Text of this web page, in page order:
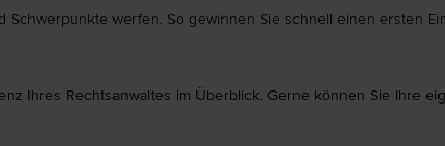
werfen. So gewinnen Sie schnell einen ersten
Ihres Rechtsanwaltes im Überblick. Gerne können Sie Ihre